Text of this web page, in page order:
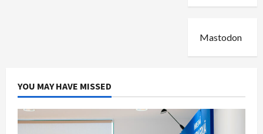
Mastodon
YOU MAY HAVE MISSED